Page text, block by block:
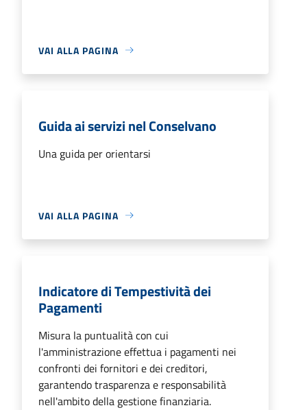
VAI ALLA PAGINA
Guida ai servizi nel Conselvano
Una guida per orientarsi
VAI ALLA PAGINA
Indicatore di Tempestività dei
Pagamenti
Misura la puntualità con cui
l'amministrazione effettua i pagamenti nei
confronti dei fornitori e dei creditori,
garantendo trasparenza e responsabilità
nell'ambito della gestione finanziaria.